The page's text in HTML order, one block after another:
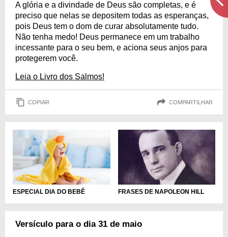
A glória e a divindade de Deus são completas, e é
preciso que nelas se depositem todas as esperanças,
pois Deus tem o dom de curar absolutamente tudo.
Não tenha medo! Deus permanece em um trabalho
incessante para o seu bem, e aciona seus anjos para
protegerem você.
Leia o Livro dos Salmos!
COPIAR COMPARTILHAR
ESPECIAL DIA DO BEBÊ FRASES DE NAPOLEON HILL
Versículo para o dia 31 de maio